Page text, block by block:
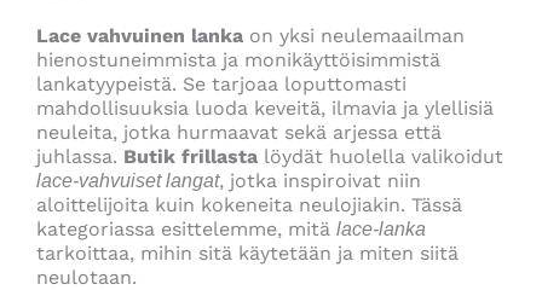
Lace vahvuinen lanka on yksi neulemaailman
hienostuneimmista ja monikäyttöisimmistä
lankatyypeistä. Se tarjoaa loputtomasti
mahdollisuuksia luoda keveitä, ilmavia ja ylellisiä
neuleita, jotka hurmaavat sekä arjessa että
juhlassa. Butik frillasta löydät huolella valikoidut
lace-vahvuiset langat, jotka inspiroivat niin
aloittelijoita kuin kokeneita neulojiakin. Tässä
kategoriassa esittelemme, mitä lace-lanka
tarkoittaa, mihin sitä käytetään ja miten siitä
neulotaan.